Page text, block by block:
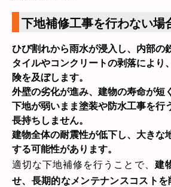
下地補修工事を行わない場
ひび割れから雨水が浸入し、内部の
タイルやコンクリートの剥落により
険を及ぼします。
外壁の劣化が進み、建物の寿命が短
下地が弱いまま塗装や防水工事を行
長持ちしません。
建物全体の耐震性が低下し、大きな
する可能性があります。
適切な下地補修を行うことで、 建
せ、長期的なメンテナンスコスト